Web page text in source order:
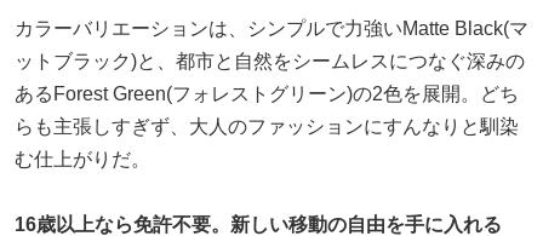
カラーバリエーションは、シンプルで力強いMatte Black(マ
ットブラック)と、都市と自然をシームレスにつなぐ深みの
あるForest Green(フォレストグリーン)の2色を展開。どち
らも主張しすぎず、大人のファッションにすんなりと馴染
む仕上がりだ。
16歳以上なら免許不要。新しい移動の自由を手に入れる